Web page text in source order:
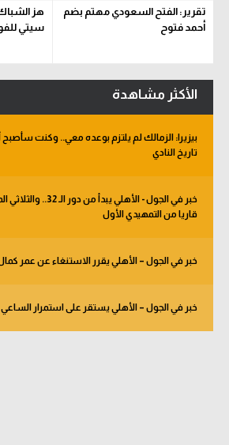
تقرير: الفتح السعودي مهتم بضم
أحمد فتوح
هز
سيتي
الأكثر مشاهدة
بيزيرا: الزمالك لم يلتزم بوعده معي.. وكنت
تاريخ النادي
خبر في الجول - الأهلي يبدأ
قاريا من التمهيدي الأول
خبر في الجول – الأهلي يقرر الاستنغاء عن عمر
خبر في الجول – الأهلي يستقر على استمرار